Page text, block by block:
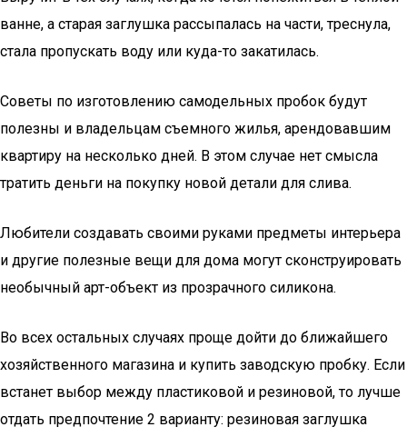
ванне, а старая заглушка рассыпалась на части, треснула,
стала пропускать воду или куда-то закатилась.
Советы по изготовлению самодельных пробок будут
полезны и владельцам съемного жилья, арендовавшим
квартиру на несколько дней. В этом случае нет смысла
тратить деньги на покупку новой детали для слива.
Любители создавать своими руками предметы интерьера
и другие полезные вещи для дома могут сконструировать
необычный арт-объект из прозрачного силикона.
Во всех остальных случаях проще дойти до ближайшего
хозяйственного магазина и купить заводскую пробку. Если
встанет выбор между пластиковой и резиновой, то лучше
отдать предпочтение 2 варианту: резиновая заглушка